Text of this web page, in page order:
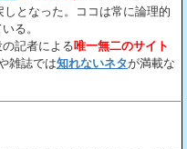
しとなった。ココは常に論理的
る。
の記者による唯一無二のサイト
雑誌では知れないネタが満載な